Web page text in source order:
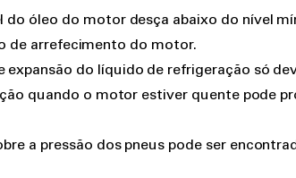
do óleo do motor desça abaixo do nível
de arrefecimento do motor.
expansão do líquido de refrigeração só
quando o motor estiver quente pode
a pressão dos pneus pode ser